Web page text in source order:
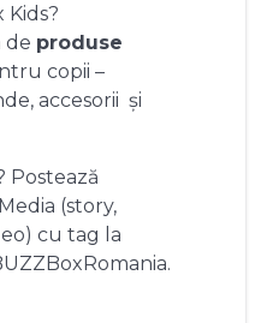
Kids?
de produse
copii –
accesorii și
Postează
(story,
cu tag la